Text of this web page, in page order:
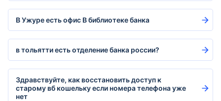
В Ужуре есть офис В библиотеке банка
в тольятти есть отделение банка россии?
Здравствуйте, как восстановить доступ к
старому вб кошельку если номера телефона уже
нет